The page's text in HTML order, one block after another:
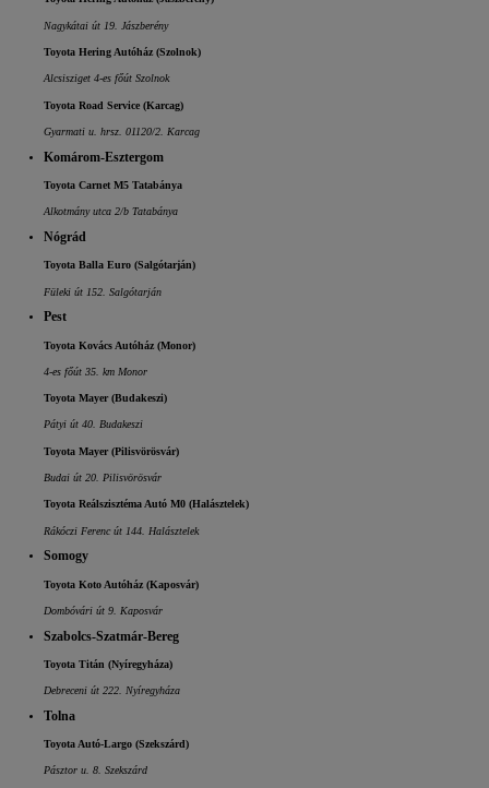
Nagykátai út 19. Jászberény
Toyota Hering Autóház (Szolnok)
Alcsisziget 4-es főút Szolnok
Toyota Road Service (Karcag)
Gyarmati u. hrsz. 01120/2. Karcag
Komárom-Esztergom
Toyota Carnet M5 Tatabánya
Alkotmány utca 2/b Tatabánya
Nógrád
Toyota Balla Euro (Salgótarján)
Füleki út 152. Salgótarján
Pest
Toyota Kovács Autóház (Monor)
4-es főút 35. km Monor
Toyota Mayer (Budakeszi)
Pátyi út 40. Budakeszi
Toyota Mayer (Pilisvörösvár)
Budai út 20. Pilisvörösvár
Toyota Reálszisztéma Autó M0 (Halásztelek)
Rákóczi Ferenc út 144. Halásztelek
Somogy
Toyota Koto Autóház (Kaposvár)
Dombóvári út 9. Kaposvár
Szabolcs-Szatmár-Bereg
Toyota Titán (Nyíregyháza)
Debreceni út 222. Nyíregyháza
Tolna
Toyota Autó-Largo (Szekszárd)
Pásztor u. 8. Szekszárd